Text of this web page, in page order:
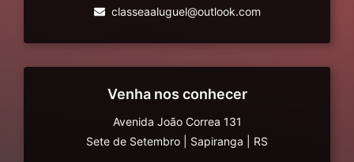
classeaaluguel@outlook.com
Venha nos conhecer
Avenida João Correa 131
Sete de Setembro
Sapiranga RS